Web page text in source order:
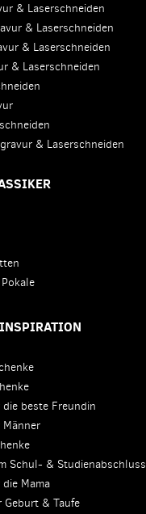
& Laserschneiden
& Laserschneiden
& Laserschneiden
& Laserschneiden
& Laserschneiden
die beste Freundin
Männer
Schul- & Studienabschluss
Mama
Geburt & Taufe